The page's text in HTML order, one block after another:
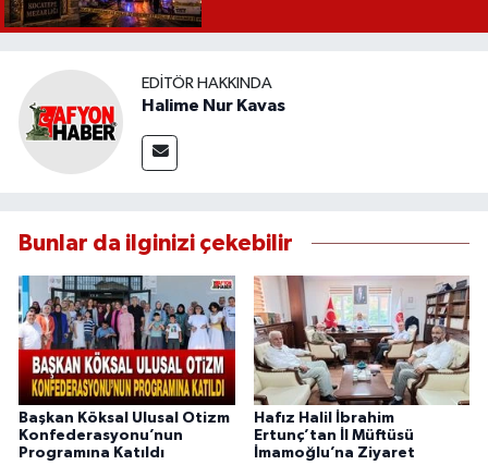
EDITÖR HAKKINDA
Halime Nur Kavas
Bunlar da ilginizi çekebilir
Başkan Köksal Ulusal Otizm
Konfederasyonu’nun
Programına Katıldı
Hafız Halil İbrahim
Ertunç’tan İl Müftüsü
İmamoğlu’na Ziyaret